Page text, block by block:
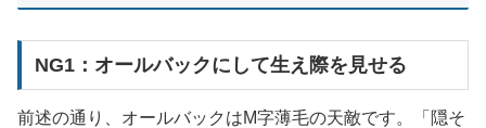
NG1：オールバックにして生え際を見せる
前述の通り、オールバックはM字薄毛の天敵です。「隠そ